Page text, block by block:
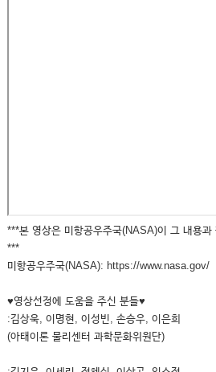
***본 영상은 미항공우주국(NASA)이 그 내용
***
미항공우주국(NASA): https://www.nasa.gov/
♥영상선정에 도움을 주신 분들♥
:김상욱, 이명현, 이성빈, 손승우, 이은희
(아태이론 물리센터 과학문화위원단)